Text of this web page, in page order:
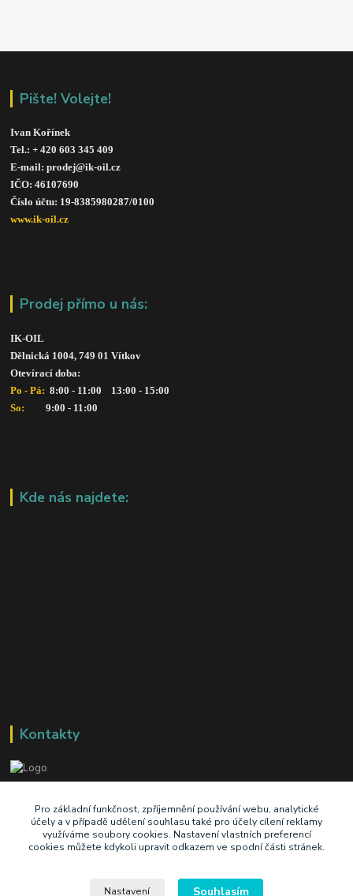
Pište! Volejte!
Ivan Kořínek
Tel.: + 420 603 345 409
E-mail: prodej@ik-oil.cz
IČO: 46107690
Číslo účtu: 19-8385980287/0100
www.ik-oil.cz
Prodej přímo u nás:
IK-OIL
Dělnická 1004, 749 01 Vítkov
Otevírací doba:
Po - Pá: 8:00 - 11:00    13:00 - 15:00
So:
      9:00 - 11:00
Kde nás najdete:
Kontakty
+420 603 345 409
prodej@ik-oil.cz
Pro základní funkčnost, zpříjemnění používání webu, analytické
účely a v případě udělení souhlasu také pro účely cílení reklamy
využíváme soubory cookies. Nastavení vlastních preferencí
cookies můžete kdykoli upravit odkazem ve spodní části stránek.
Nastavení Souhlasím